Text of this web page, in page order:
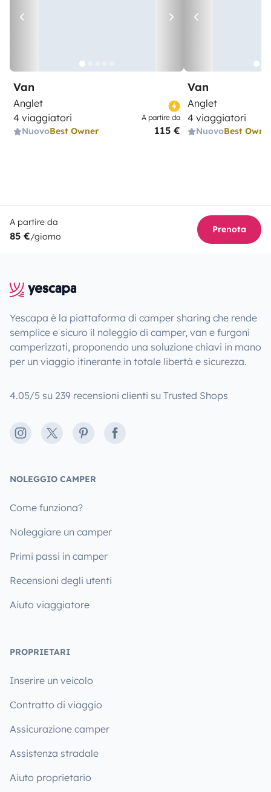
Van
Anglet
4 viaggiatori
NuovoBest Owner
A partire da
115 €
Van
Anglet
4 viaggiatori
NuovoBest
A partire da
85 €/giorno
Prenota
Yescapa è la piattaforma di camper sharing che rende
semplice e sicuro il noleggio di camper, van e furgoni
camperizzati, proponendo una soluzione chiavi in mano
per un viaggio itinerante in totale libertà e sicurezza.
4.05/5 su 239 recensioni clienti su Trusted Shops
Instagram
X PinterestFacebook
NOLEGGIO CAMPER
Come funziona?
Noleggiare un camper
Primi passi in camper
Recensioni degli utenti
Aiuto viaggiatore
PROPRIETARI
Inserire un veicolo
Contratto di viaggio
Assicurazione camper
Assistenza stradale
Aiuto proprietario